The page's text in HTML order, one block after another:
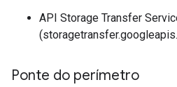
API Storage Transfer
Ponte do perímetro